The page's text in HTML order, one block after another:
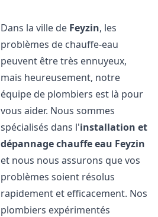
Dans la ville de Feyzin, les
problèmes de chauffe-eau
peuvent être très ennuyeux,
mais heureusement, notre
équipe de plombiers est là pour
vous aider. Nous sommes
spécialisés dans l'installation et
dépannage chauffe eau Feyzin
et nous nous assurons que vos
problèmes soient résolus
rapidement et efficacement. Nos
plombiers expérimentés